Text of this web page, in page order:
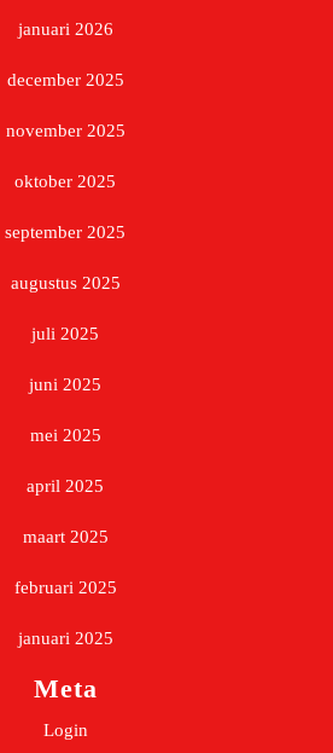
januari 2026
december 2025
november 2025
oktober 2025
september 2025
augustus 2025
juli 2025
juni 2025
mei 2025
april 2025
maart 2025
februari 2025
januari 2025
Meta
Login